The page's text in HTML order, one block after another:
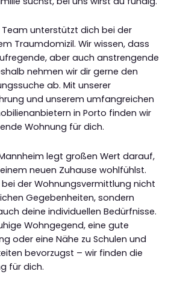
Team unterstützt dich bei der
Traumdomizil. Wir wissen, dass
aber auch anstrengende
nehmen wir dir gerne den
ab. Mit unserer
und unserem umfangreichen
in Porto finden wir
Wohnung für dich.
legt großen Wert darauf,
neuen Zuhause wohlfühlst.
der Wohnungsvermittlung nicht
Gegebenheiten, sondern
deine individuellen Bedürfnisse.
Wohngegend, eine gute
oder eine Nähe zu Schulen und
bevorzugst – wir finden die
für dich.